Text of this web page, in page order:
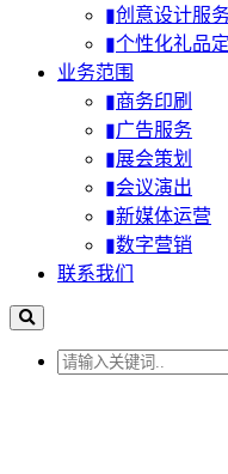
▮创意设计服
▮个性化礼品
业务范围
▮商务印刷
▮广告服务
▮展会策划
▮会议演出
▮新媒体运营
▮数字营销
联系我们